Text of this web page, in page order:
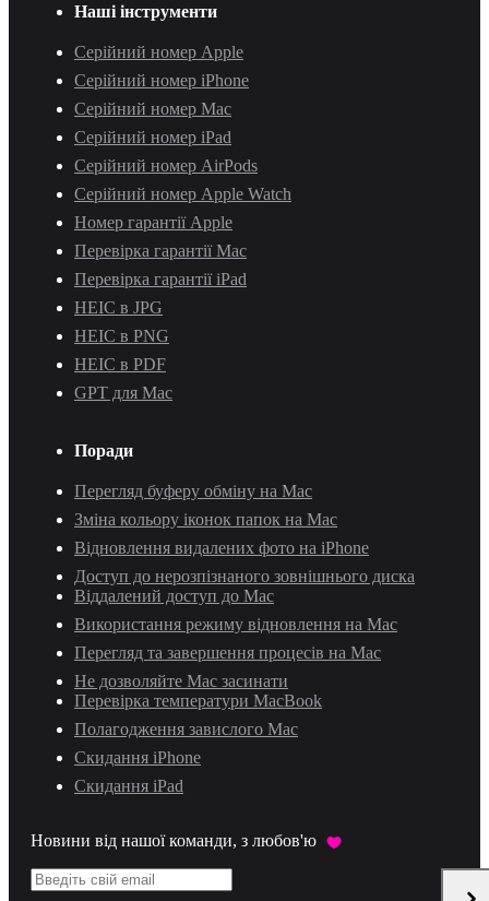
Наші інструменти
Серійний номер Apple
Серійний номер iPhone
Серійний номер Mac
Серійний номер iPad
Серійний номер AirPods
Серійний номер Apple Watch
Номер гарантії Apple
Перевірка гарантії Mac
Перевірка гарантії iPad
HEIC в JPG
HEIC в PNG
HEIC в PDF
GPT для Mac
Поради
Перегляд буферу обміну на Mac
Зміна кольору іконок папок на Mac
Відновлення видалених фото на iPhone
Доступ до нерозпізнаного зовнішнього диска
Віддалений доступ до Mac
Використання режиму відновлення на Mac
Перегляд та завершення процесів на Mac
Не дозволяйте Mac засинати
Перевірка температури MacBook
Полагодження завислого Mac
Скидання iPhone
Скидання iPad
Новини від нашої команди, з любов'ю